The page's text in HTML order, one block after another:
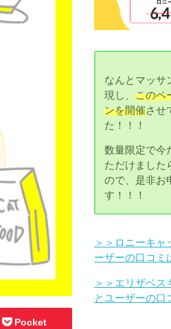
Pocket
なんとマッサ
現し、このペ
ンを開催させ
た！！！
数量限定で今
ただけました
ので、是非お
す！！！
＞＞ロニーキャ
ーザーの口コミ
＞＞エリザベス
とユーザーの口